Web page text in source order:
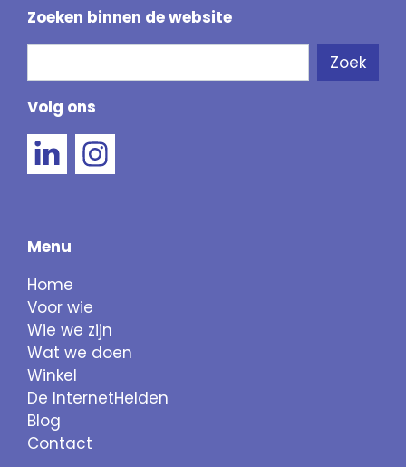
Menu
Home
Voor wie
Wie we zijn
Wat we doen
Winkel
De InternetHelden
Blog
Contact
Zoeken binnen de website
Zoek
Volg ons